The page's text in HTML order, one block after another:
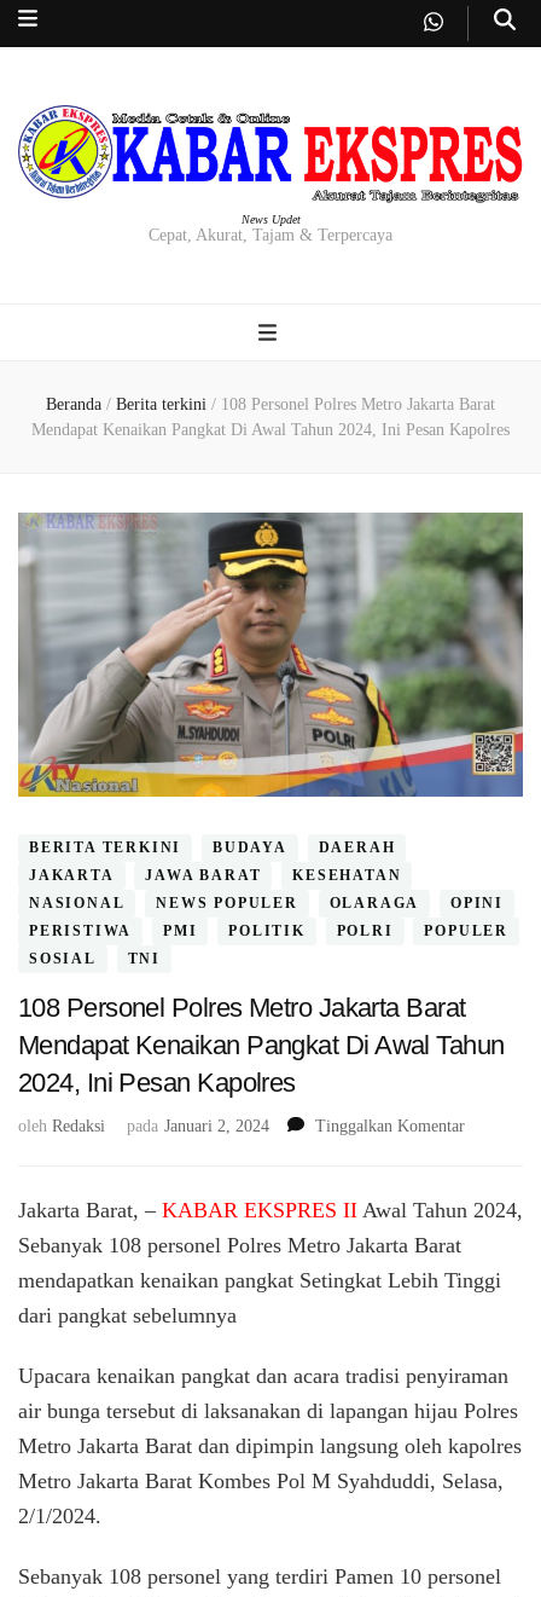
News Updet
Cepat, Akurat, Tajam & Terpercaya
Beranda / Berita terkini / 108 Personel Polres Metro Jakarta Barat
Mendapat Kenaikan Pangkat Di Awal Tahun 2024, Ini Pesan Kapolres
BERITA TERKINI BUDAYA
DAERAH
JAKARTA
JAWA BARAT
KESEHATAN
NASIONAL
NEWS POPULER OLARAGA
OPINI
PERISTIWA
PMI POLITIK POLRI
POPULER
SOSIAL
TNI
108 Personel Polres Metro Jakarta Barat
Mendapat Kenaikan Pangkat Di Awal Tahun
2024, Ini Pesan Kapolres
oleh Redaksi pada Januari 2, 2024 Tinggalkan Komentarpada
Polres
Barat
Di
Awal
2024,
Ini
Jakarta Barat, – KABAR EKSPRES II Awal Tahun 2024,
Sebanyak 108 personel Polres Metro Jakarta Barat
mendapatkan kenaikan pangkat Setingkat Lebih Tinggi
dari pangkat sebelumnya
Upacara kenaikan pangkat dan acara tradisi penyiraman
air bunga tersebut di laksanakan di lapangan hijau Polres
Metro Jakarta Barat dan dipimpin langsung oleh kapolres
Metro Jakarta Barat Kombes Pol M Syahduddi, Selasa,
2/1/2024.
Sebanyak 108 personel yang terdiri Pamen 10 personel